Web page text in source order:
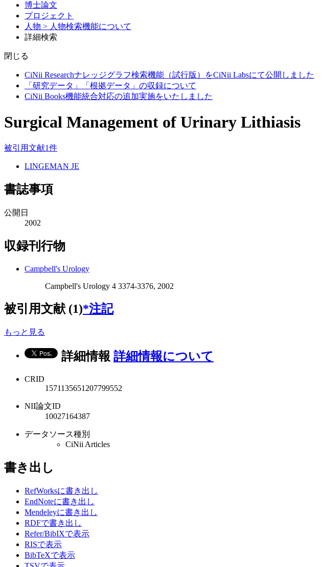
博士論文
プロジェクト
人物 > 人物検索機能について
詳細検索
閉じる
CiNii Researchナレッジグラフ検索機能（試行版）をCiNii Labsにて公開しました
「研究データ」「根拠データ」の収録について
CiNii Books機能統合対応の追加実施をいたしました
Surgical Management of Urinary Lithiasis
被引用文献1件
LINGEMAN JE
書誌事項
公開日
2002
収録刊行物
Campbell's Urology
Campbell's Urology 4 3374-3376, 2002
被引用文献 (1)*注記
もっと見る
詳細情報 詳細情報について
CRID
1571135651207799552
NII論文ID
10027164387
データソース種別
CiNii Articles
書き出し
RefWorksに書き出し
EndNoteに書き出し
Mendeleyに書き出し
RDFで書き出し
Refer/BibIXで表示
RISで表示
BibTeXで表示